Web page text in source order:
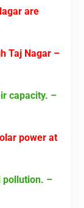
are
Taj Nagar –
capacity. –
power at
pollution. –